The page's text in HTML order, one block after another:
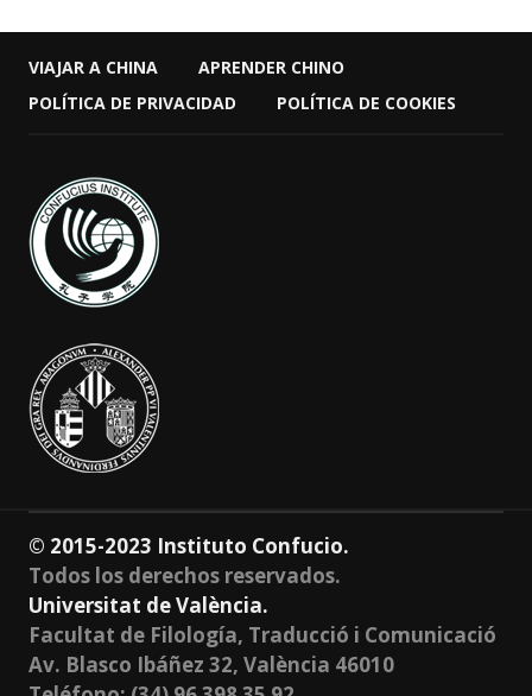
VIAJAR A CHINA
APRENDER CHINO
POLÍTICA DE PRIVACIDAD
POLÍTICA DE COOKIES
© 2015-2023 Instituto Confucio.
Todos los derechos reservados.
Universitat de València.
Facultat de Filología, Traducció i Comunicació
Av. Blasco Ibáñez 32, València 46010